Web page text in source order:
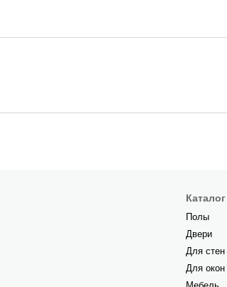
Каталог
Полы
Двери
Для стен
Для окон